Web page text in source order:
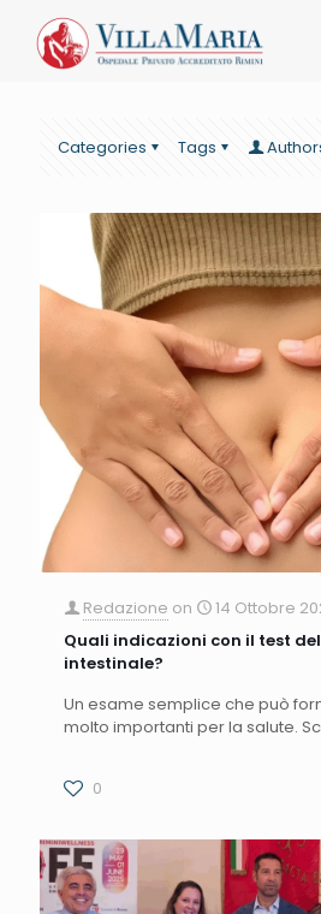
Categories Tags
Redazione on
14 Ottobre
Quali indicazioni con il test
intestinale?
Un esame semplice che può
molto importanti per la salute.
0